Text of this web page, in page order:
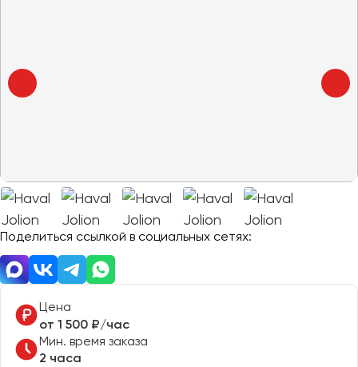
Поделиться ссылкой в социальных сетях:
Цена
от 1 500 ₽/час
Мин. время заказа
2 часа
Барнаул
Белгород
Владивосток
Волжский
Воронеж
Донецк
Нажимая на кнопку, вы соглашаетесь с
политикой
конфиденциальности
Нажимая на кнопку, вы соглашаетесь с
политикой